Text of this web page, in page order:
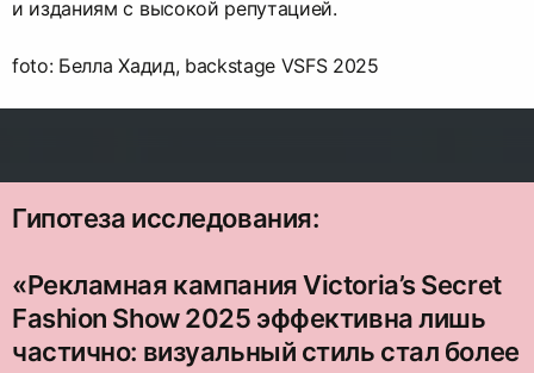
и изданиям с высокой репутацией.
foto: Белла Хадид, backstage VSFS 2025
Гипотеза исследования:
«Рекламная кампания Victoria’s Secret
Fashion Show 2025 эффективна лишь
частично: визуальный стиль стал более